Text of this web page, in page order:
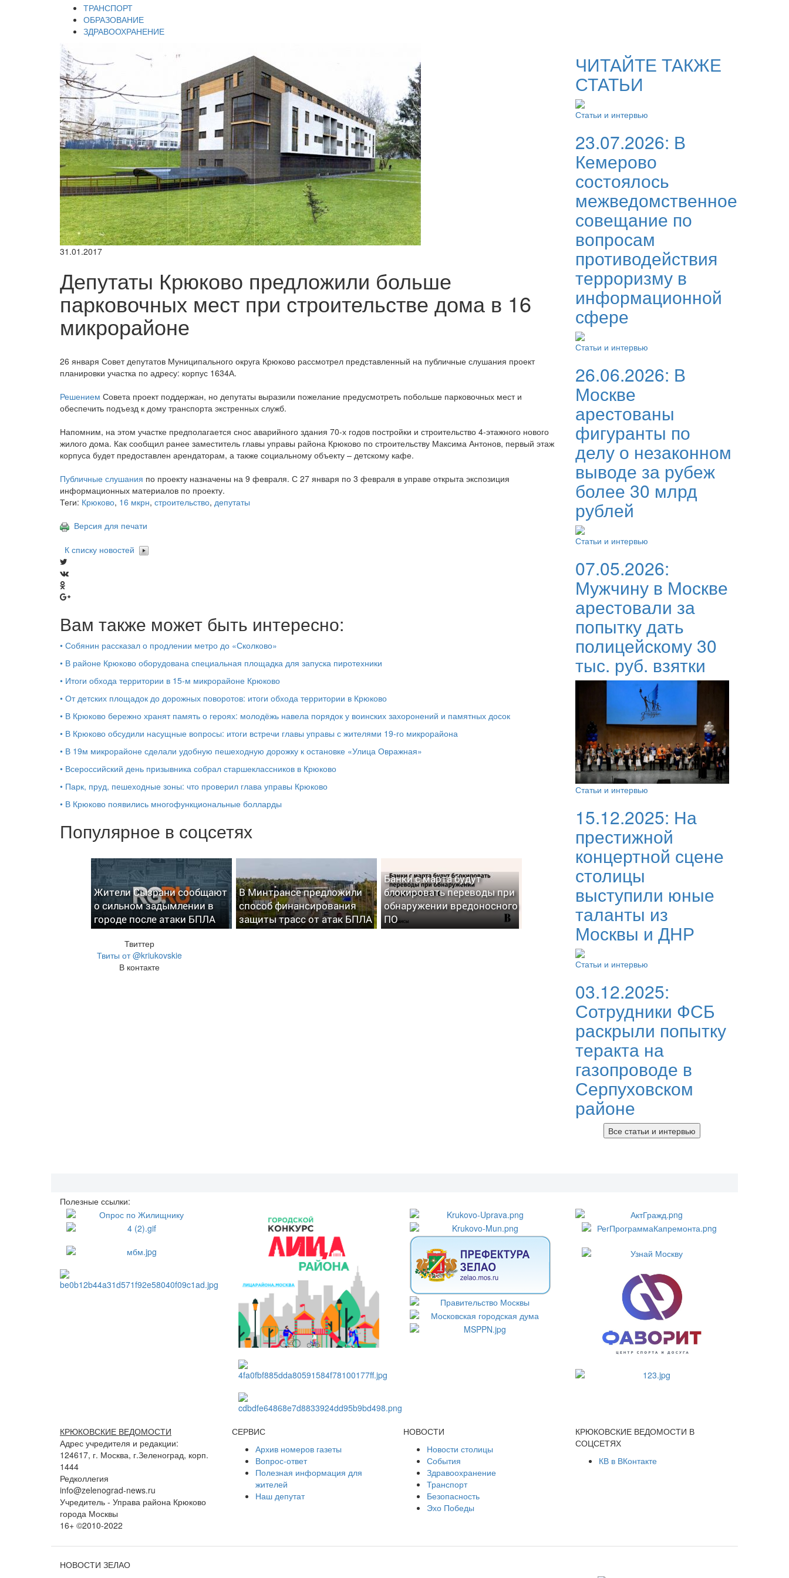
ТРАНСПОРТ
ОБРАЗОВАНИЕ
ЗДРАВООХРАНЕНИЕ
31.01.2017
Депутаты Крюково предложили больше
парковочных мест при строительстве дома в 16
микрорайоне
26 января Совет депутатов Муниципального округа Крюково рассмотрел представленный на публичные слушания проект
планировки участка по адресу: корпус 1634А.
Решением Совета проект поддержан, но депутаты выразили пожелание предусмотреть побольше парковочных мест и
обеспечить подъезд к дому транспорта экстренных служб.
Напомним, на этом участке предполагается снос аварийного здания 70-х годов постройки и строительство 4-этажного нового
жилого дома. Как сообщил ранее заместитель главы управы района Крюково по строительству Максима Антонов, первый этаж
корпуса будет предоставлен арендаторам, а также социальному объекту – детскому кафе.
Публичные слушания по проекту назначены на 9 февраля. С 27 января по 3 февраля в управе открыта экспозиция
информационных материалов по проекту.
Теги: Крюково, 16 мкрн, строительство, депутаты
Версия для печати
К списку новостей
Вам также может быть интересно:
• Собянин рассказал о продлении метро до «Сколково»
• В районе Крюково оборудована специальная площадка для запуска пиротехники
• Итоги обхода территории в 15‑м микрорайоне Крюково
• От детских площадок до дорожных поворотов: итоги обхода территории в Крюково
• В Крюково бережно хранят память о героях: молодёжь навела порядок у воинских захоронений и памятных досок
• В Крюково обсудили насущные вопросы: итоги встречи главы управы с жителями 19‑го микрорайона
• В 19м микрорайоне сделали удобную пешеходную дорожку к остановке «Улица Овражная»
• Всероссийский день призывника собрал старшеклассников в Крюково
• Парк, пруд, пешеходные зоны: что проверил глава управы Крюково
• В Крюково появились многофункциональные болларды
Популярное в соцсетях
Жители Сызрани сообщают
о сильном задымлении в
городе после атаки БПЛА
В Минтрансе предложили
способ финансирования
защиты трасс от атак БПЛА
Банки с марта будут
блокировать переводы при
обнаружении вредоносного
ПО
Твиттер
Твиты от @kriukovskie
В контакте
ЧИТАЙТЕ ТАКЖЕ
СТАТЬИ
Статьи и интервью
23.07.2026: В
Кемерово
состоялось
межведомственное
совещание по
вопросам
противодействия
терроризму в
информационной
сфере
Статьи и интервью
26.06.2026: В
Москве
арестованы
фигуранты по
делу о незаконном
выводе за рубеж
более 30 млрд
рублей
Статьи и интервью
07.05.2026:
Мужчину в Москве
арестовали за
попытку дать
полицейскому 30
тыс. руб. взятки
Статьи и интервью
15.12.2025: На
престижной
концертной сцене
столицы
выступили юные
таланты из
Москвы и ДНР
Статьи и интервью
03.12.2025:
Сотрудники ФСБ
раскрыли попытку
теракта на
газопроводе в
Серпуховском
районе
Все статьи и интервью
Полезные ссылки:
КРЮКОВСКИЕ ВЕДОМОСТИ
Адрес учредителя и редакции:
124617, г. Москва, г.Зеленоград, корп.
1444
Редколлегия
info@zelenograd-news.ru
Учредитель - Управа района Крюково
города Москвы
16+ ©2010-2022
СЕРВИС
Архив номеров газеты
Вопрос-ответ
Полезная информация для
жителей
Наш депутат
НОВОСТИ
Новости столицы
События
Здравоохранение
Транспорт
Безопасность
Эхо Победы
КРЮКОВСКИЕ ВЕДОМОСТИ В
СОЦСЕТЯХ
КВ в ВКонтакте
НОВОСТИ ЗЕЛАО